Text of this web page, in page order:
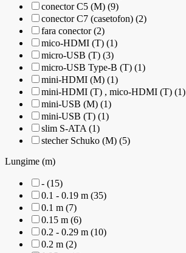
conector C5 (M) (9)
conector C7 (casetofon) (2)
fara conector (2)
mico-HDMI (T) (1)
micro-USB (T) (3)
micro-USB Type-B (T) (1)
mini-HDMI (M) (1)
mini-HDMI (T) , mico-HDMI (T) (1)
mini-USB (M) (1)
mini-USB (T) (1)
slim S-ATA (1)
stecher Schuko (M) (5)
Lungime (m)
- (15)
0.1 - 0.19 m (35)
0.1 m (7)
0.15 m (6)
0.2 - 0.29 m (10)
0.2 m (2)